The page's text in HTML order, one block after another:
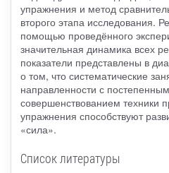
упражнения и метод
второго этапа исследования.
помощью проведённого
значительная динамика всех
показатели представлены в
о том, что систематические
направленности с
совершенствованием техники
упражнения способствуют
«сила».
Список литературы